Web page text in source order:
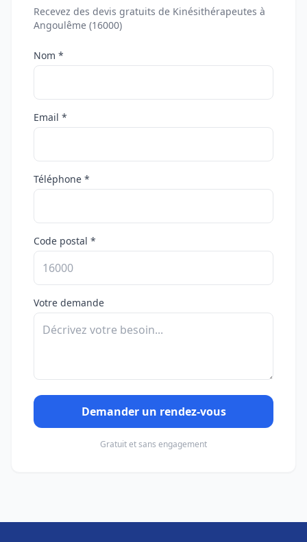
Recevez des devis gratuits de Kinésithérapeutes à
Angoulême (16000)
Nom *
Email *
Téléphone *
Code postal *
Votre demande
Demander un rendez-vous
Gratuit et sans engagement